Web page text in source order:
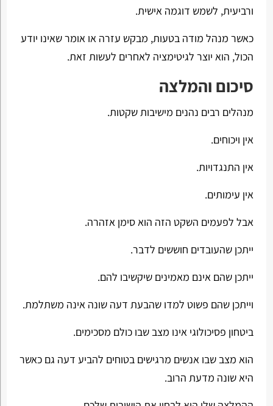
ורביעית, לשמש דוגמה אישית.
כאשר מנהל מודה בטעות, מבקש עזרה או אומר שאינו יודע
הכול, הוא יוצר לגיטימציה לאחרים לעשות זאת.
סיכום והמלצה
מנהלים רבים נהנים מישיבות שקטות.
אין ויכוחים.
אין התנגדויות.
אין עימותים.
אבל לפעמים השקט הזה הוא סימן אזהרה.
ייתכן שהעובדים חוששים לדבר.
ייתכן שהם אינם מאמינים שיקשיבו להם.
וייתכן שהם פשוט למדו שהבעת דעה שונה אינה משתלמת.
ביטחון פסיכולוגי אינו מצב שבו כולם מסכימים.
הוא מצב שבו אנשים מרגישים בטוחים להביע דעה גם כאשר
היא שונה מדעת הרוב.